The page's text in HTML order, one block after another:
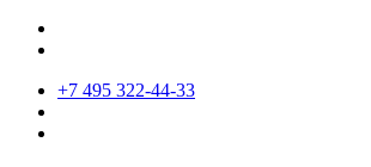
+7 495 322-44-33